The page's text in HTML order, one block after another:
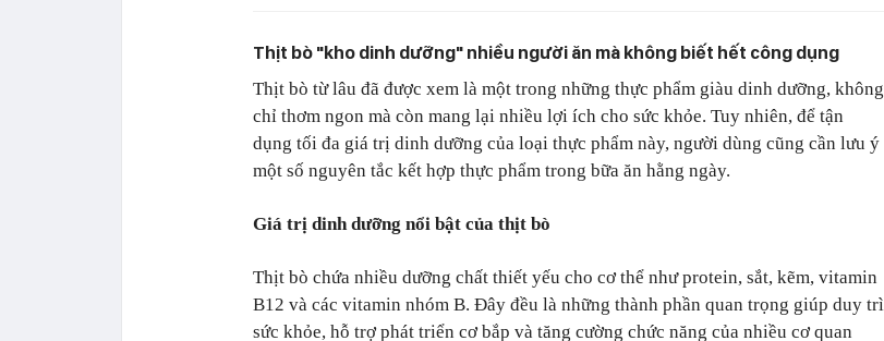
Thịt bò "kho dinh dưỡng" nhiều người ăn mà không biết hết công dụng
Thịt bò từ lâu đã được xem là một trong những thực phẩm giàu dinh dưỡng, không
chỉ thơm ngon mà còn mang lại nhiều lợi ích cho sức khỏe. Tuy nhiên, để tận
dụng tối đa giá trị dinh dưỡng của loại thực phẩm này, người dùng cũng cần lưu ý
một số nguyên tắc kết hợp thực phẩm trong bữa ăn hằng ngày.
Giá trị dinh dưỡng nổi bật của thịt bò
Thịt bò chứa nhiều dưỡng chất thiết yếu cho cơ thể như protein, sắt, kẽm, vitamin
B12 và các vitamin nhóm B. Đây đều là những thành phần quan trọng giúp duy trì
sức khỏe, hỗ trợ phát triển cơ bắp và tăng cường chức năng của nhiều cơ quan